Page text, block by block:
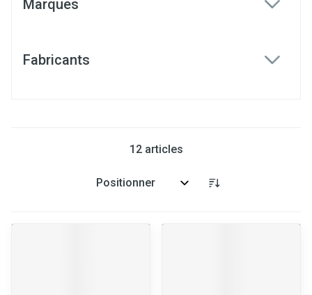
Marques
Fabricants
12articles
Trier par: